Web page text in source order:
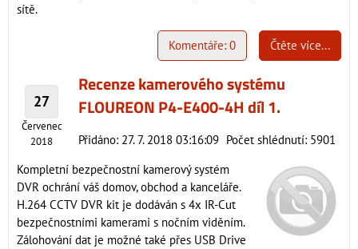
sítě.
Čtěte více...
Komentáře: 0
27
Červenec
2018
Recenze kamerového systému
FLOUREON P4-E400-4H díl 1.
Přidáno: 27. 7. 2018 03:16:09 Počet shlédnutí: 5901
Kompletní bezpečnostní kamerový systém
DVR ochrání váš domov, obchod a kanceláře.
H.264 CCTV DVR kit je dodáván s 4x IR-Cut
bezpečnostními kamerami s nočním viděním.
Zálohování dat je možné také přes USB Drive